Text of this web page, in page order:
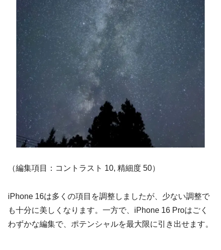
（編集項目：コントラスト 10, 精細度 50）
iPhone 16は多くの項目を調整しましたが、少ない調整で
も十分に美しくなります。一方で、iPhone 16 Proはごく
わずかな編集で、ポテンシャルを最大限に引き出せます。